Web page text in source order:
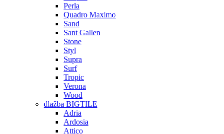
Perla
Quadro Maximo
Sand
Sant Gallen
Stone
Styl
Supra
Surf
Tropic
Verona
Wood
dlažba BIGTILE
Adria
Ardosia
Attico